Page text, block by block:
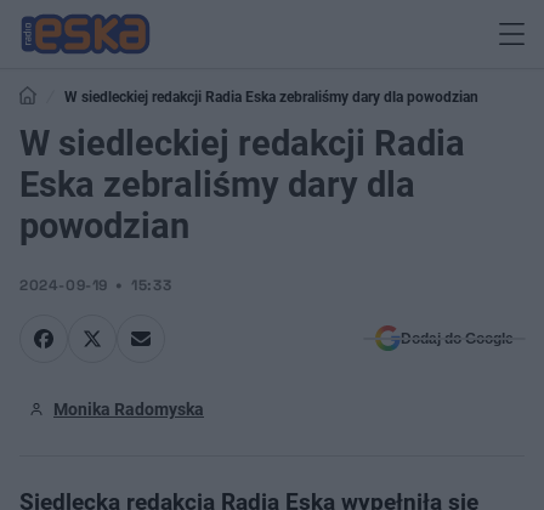
W siedleckiej redakcji Radia Eska zebraliśmy dary dla powodzian
W siedleckiej redakcji Radia
Eska zebraliśmy dary dla
powodzian
2024-09-19 15:33
Dodaj do Google
Monika Radomyska
Siedlecka redakcja Radia Eska wypełniła się